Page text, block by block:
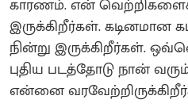
காரணம். என்
இருக்கிறீர்கள். கடினமான
நின்று இருக்கிறீர்கள்.
புதிய படத்தோடு நான்
என்னை